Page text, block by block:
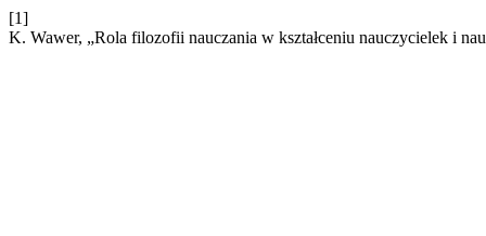
[1]
K. Wawer, „Rola filozofii nauczania w kształceniu nauczycielek i